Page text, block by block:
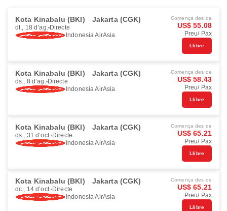
Kota Kinabalu (BKI) Jakarta (CGK)
dt., 18 d’ag. Directe
Indonesia AirAsia
Comença des de
US$ 55.08
Preu/ Pax
Llibre
Kota Kinabalu (BKI) Jakarta (CGK)
ds., 8 d’ag. Directe
Indonesia AirAsia
Comença des de
US$ 58.43
Preu/ Pax
Llibre
Kota Kinabalu (BKI) Jakarta (CGK)
ds., 31 d’oct. Directe
Indonesia AirAsia
Comença des de
US$ 65.21
Preu/ Pax
Llibre
Kota Kinabalu (BKI) Jakarta (CGK)
dc., 14 d’oct. Directe
Indonesia AirAsia
Comença des de
US$ 65.21
Preu/ Pax
Llibre